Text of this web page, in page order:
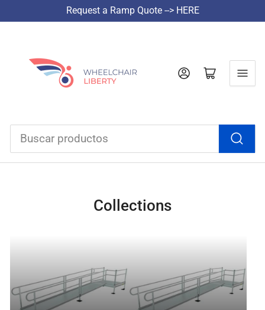
Request a Ramp Quote --> HERE
productos
Iniciar sesiónAbrir cesta pequeña
Collections